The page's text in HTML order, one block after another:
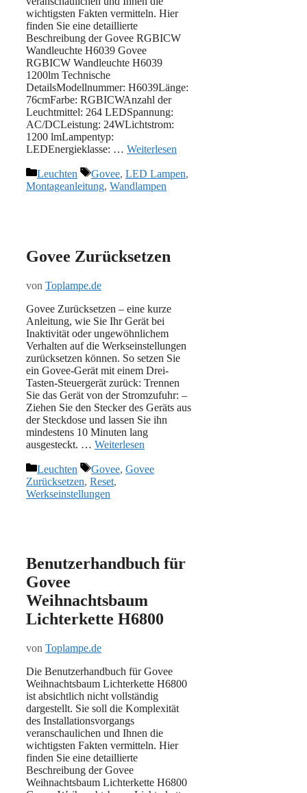
wichtigsten Fakten vermitteln. Hier
finden Sie eine detaillierte
Beschreibung der Govee RGBICW
Wandleuchte H6039 Govee
RGBICW Wandleuchte H6039
1200lm Technische
DetailsModellnummer: H6039Länge:
76cmFarbe: RGBICWAnzahl der
Leuchtmittel: 264 LEDSpannung:
AC/DCLeistung: 24WLichtstrom:
1200 lmLampentyp:
LEDEnergieklasse: … Weiterlesen
Kategorien
Leuchten Schlagwörter
Govee, LED Lampen,
Montageanleitung, Wandlampen
Govee Zurücksetzen
von Toplampe.de
Govee Zurücksetzen – eine kurze
Anleitung, wie Sie Ihr Gerät bei
Inaktivität oder ungewöhnlichem
Verhalten auf die Werkseinstellungen
zurücksetzen können. So setzen Sie
ein Govee-Gerät mit einem Drei-
Tasten-Steuergerät zurück: Trennen
Sie das Gerät von der Stromzufuhr: –
Ziehen Sie den Stecker des Geräts aus
der Steckdose und lassen Sie ihn
mindestens 10 Minuten lang
ausgesteckt. … Weiterlesen
Kategorien
Leuchten Schlagwörter
Govee, Govee
Zurücksetzen, Reset,
Werkseinstellungen
Benutzerhandbuch für
Govee
Weihnachtsbaum
Lichterkette H6800
von Toplampe.de
Die Benutzerhandbuch für Govee
Weihnachtsbaum Lichterkette H6800
ist absichtlich nicht vollständig
dargestellt. Sie soll die Komplexität
des Installationsvorgangs
veranschaulichen und Ihnen die
wichtigsten Fakten vermitteln. Hier
finden Sie eine detaillierte
Beschreibung der Govee
Weihnachtsbaum Lichterkette H6800